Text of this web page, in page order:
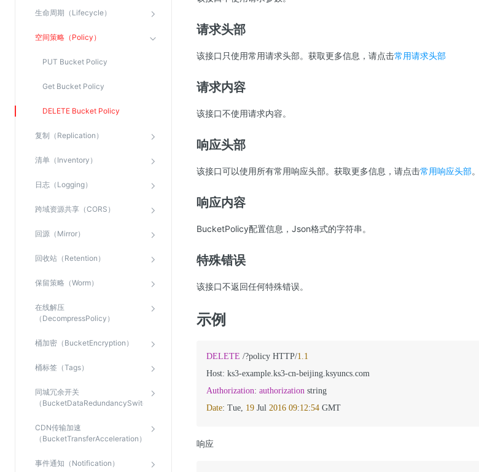
生命周期（Lifecycle）
空间策略（Policy）
PUT Bucket Policy
Get Bucket Policy
DELETE Bucket Policy
复制（Replication）
清单（Inventory）
日志（Logging）
跨域资源共享（CORS）
回源（Mirror）
回收站（Retention）
保留策略（Worm）
在线解压
（DecompressPolicy）
桶加密（BucketEncryption）
桶标签（Tags）
同城冗余开关
（BucketDataRedundancySwitch）
CDN传输加速
（BucketTransferAcceleration）
事件通知（Notification）
云安全中心
应急响应
合规性
资质认证
欧盟数据保护条例（GDPR）
请求头部
该接口只使用常用请求头部。获取更多信息，请点击常用请求头部
请求内容
该接口不使用请求内容。
响应头部
该接口可以使用所有常用响应头部。获取更多信息，请点击常用响应头部。
响应内容
BucketPolicy配置信息，Json格式的字符串。
特殊错误
该接口不返回任何特殊错误。
示例
DELETE /?policy HTTP/1.1
Host: ks3-example.ks3-cn-
Authorization: authorization
Date: Tue, 19 Jul 2016 09:12:54
响应